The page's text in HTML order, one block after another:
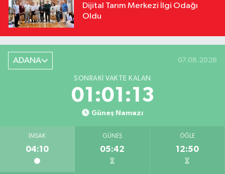
Dijital Tarım Merkezi İlgi Odağı
Oldu
ADANA 07.08.2026
SONRAKI VAKTE KALAN
01:01:12
Güneş Namazı
İMSAK
04:10
GÜNEŞ
05:42
ÖĞLE
12:50